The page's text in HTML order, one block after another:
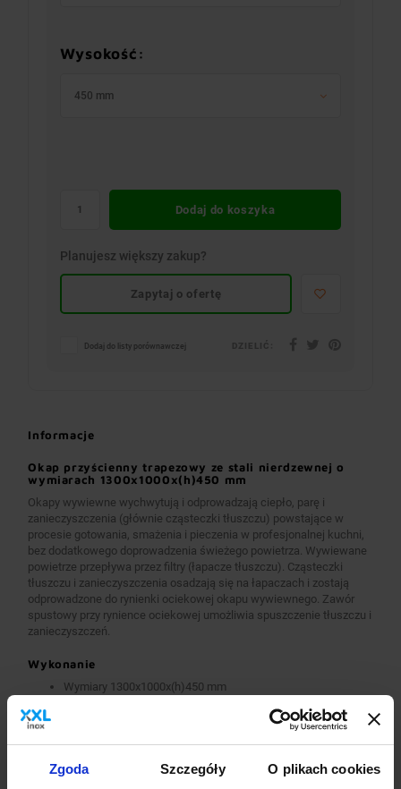
Zgoda Szczegóły O plikach cookies
Wysokość:
450 mm
Dodaj do koszyka
Planujesz większy zakup?
Zapytaj o ofertę
Dodaj do listy porównawczej
Informacje
Okap przyścienny trapezowy ze stali nierdzewnej o
wymiarach 1300x1000x(h)450 mm
Okapy wywiewne wychwytują i odprowadzają ciepło, parę i
zanieczyszczenia (głównie cząsteczki tłuszczu) powstające w
procesie gotowania, smażenia i pieczenia w profesjonalnej kuchni,
bez dodatkowego doprowadzenia świeżego powietrza. Wywiewane
powietrze przepływa przez filtry (łapacze tłuszczu). Cząsteczki
tłuszczu i zanieczyszczenia osadzają się na łapaczach i zostają
odprowadzone do rynienki ociekowej okapu wywiewnego. Zawór
spustowy przy rynience ociekowej umożliwia spuszczenie tłuszczu i
zanieczyszczeń.
Wykonanie
Wymiary 1300x1000x(h)450 mm
Okapy wywiewne o wymiarach A>2600 mm wykonane są w
wersji łączonej (skręcanej) z dwóch lub więcej przelotowych
Okapy wyposażone są w system otworów i zawiesi